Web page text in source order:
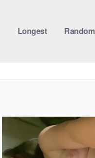
Longest Random